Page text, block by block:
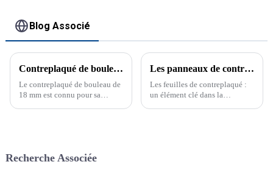
Blog Associé
Contreplaqué de bouleau 18 mm, leader du marché
Le contreplaqué de bouleau de
18 mm est connu pour sa
de bouleau de 18 mm est un
Les panneaux de contreplaqué : un élément clé dans la construction
Les feuilles de contreplaqué :
un élément clé dans la
Recherche Associée